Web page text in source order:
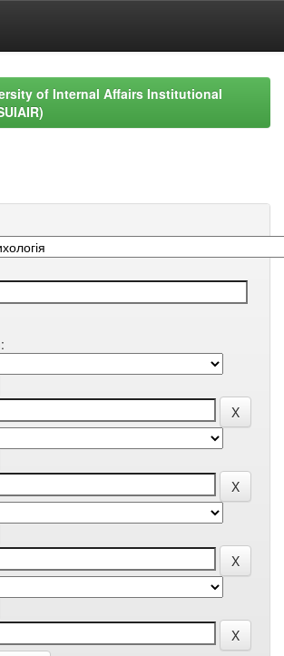
of Internal Affairs Institutional